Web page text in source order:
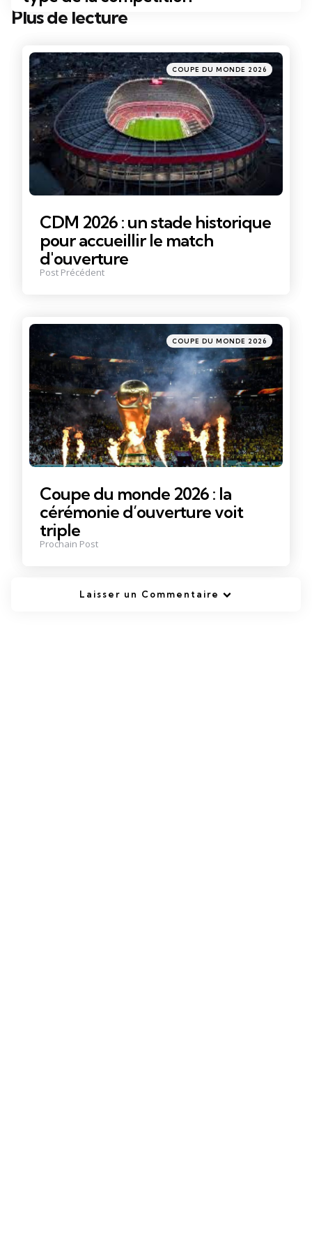
Plus de lecture
Post
Posté
dans
COUPE DU MONDE 2026
CDM 2026 : un stade historique
pour accueillir le match
d'ouverture
Post Précédent
Posté
dans
COUPE DU MONDE 2026
Coupe du monde 2026 : la
cérémonie d’ouverture voit
triple
Prochain Post
Laisser un Commentaire